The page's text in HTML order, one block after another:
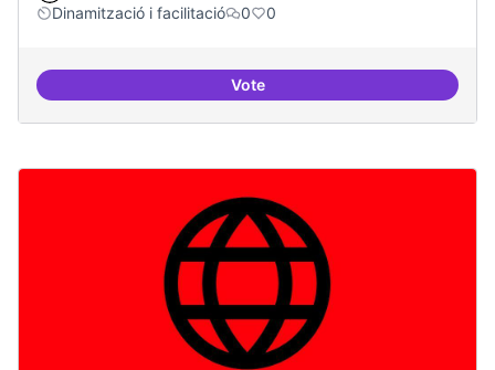
Dinamització i facilitació
0 0
VoteRelatoria col·laborativa